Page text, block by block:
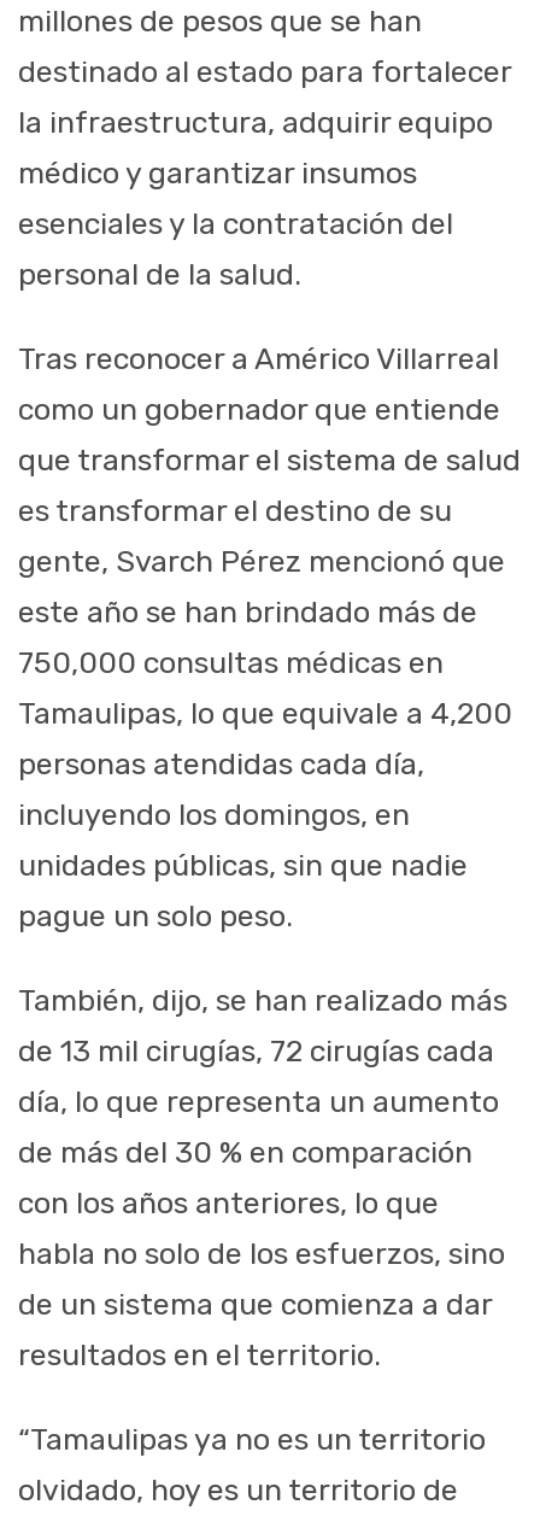
millones de pesos que se han
destinado al estado para fortalecer
la infraestructura, adquirir equipo
médico y garantizar insumos
esenciales y la contratación del
personal de la salud.
Tras reconocer a Américo Villarreal
como un gobernador que entiende
que transformar el sistema de salud
es transformar el destino de su
gente, Svarch Pérez mencionó que
este año se han brindado más de
750,000 consultas médicas en
Tamaulipas, lo que equivale a 4,200
personas atendidas cada día,
incluyendo los domingos, en
unidades públicas, sin que nadie
pague un solo peso.
También, dijo, se han realizado más
de 13 mil cirugías, 72 cirugías cada
día, lo que representa un aumento
de más del 30 % en comparación
con los años anteriores, lo que
habla no solo de los esfuerzos, sino
de un sistema que comienza a dar
resultados en el territorio.
“Tamaulipas ya no es un territorio
olvidado, hoy es un territorio de